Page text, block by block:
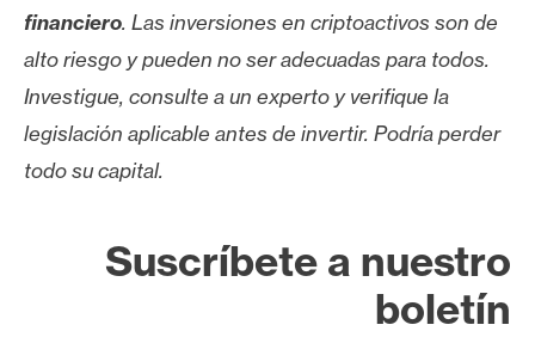
financiero. Las inversiones en criptoactivos son de
alto riesgo y pueden no ser adecuadas para todos.
Investigue, consulte a un experto y verifique la
legislación aplicable antes de invertir. Podría perder
todo su capital.
Suscríbete a nuestro
boletín